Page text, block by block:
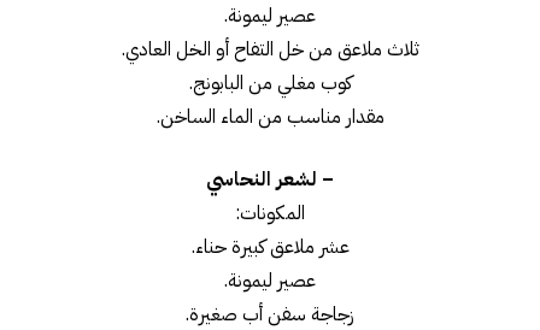
عصير ليمونة.
ثلاث ملاعق من خل التفاح أو الخل العادي.
كوب مغلي من البابونج.
مقدار مناسب من الماء الساخن.
– لشعر النحاسي
المكونات:
عشر ملاعق كبيرة حناء.
عصير ليمونة.
زجاجة سفن أب صغيرة.